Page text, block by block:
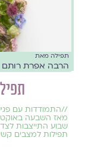
תפילה מאת
הרבה אפרת רותם
//התמודדות עם
מאז השבעה
שבוע התייצבות
תפילות למצבים